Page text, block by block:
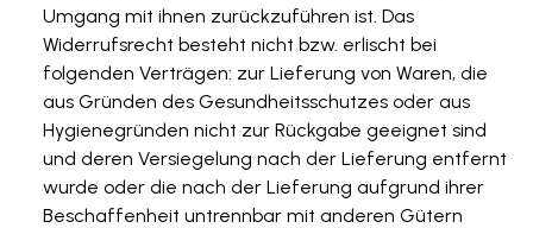
Umgang mit ihnen zurückzuführen ist. Das
Widerrufsrecht besteht nicht bzw. erlischt bei
folgenden Verträgen: zur Lieferung von Waren, die
aus Gründen des Gesundheitsschutzes oder aus
Hygienegründen nicht zur Rückgabe geeignet sind
und deren Versiegelung nach der Lieferung entfernt
wurde oder die nach der Lieferung aufgrund ihrer
Beschaffenheit untrennbar mit anderen Gütern